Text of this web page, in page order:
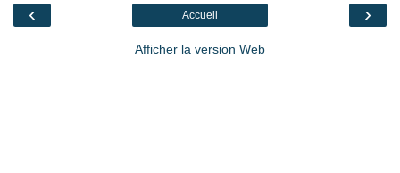
‹ ›
Accueil
Afficher la version Web